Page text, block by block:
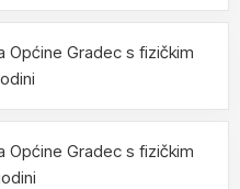
Općine Gradec s fizičkim
Općine Gradec s fizičkim